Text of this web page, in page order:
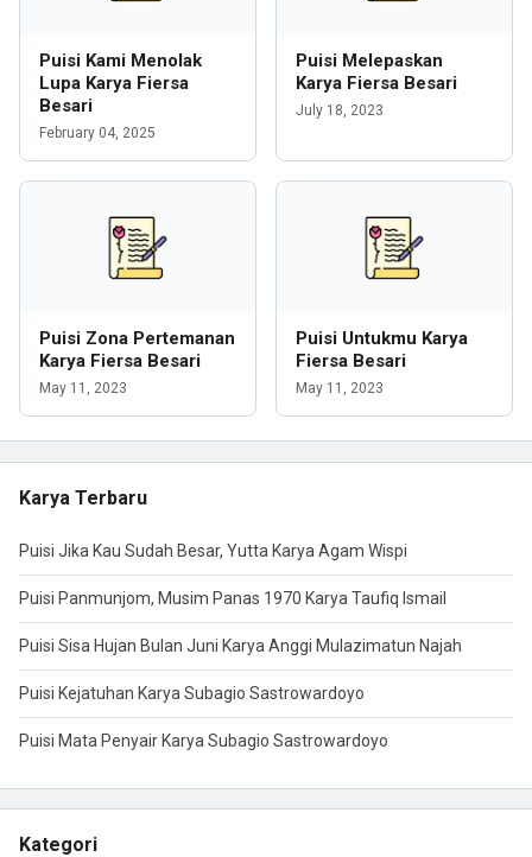
Puisi Kami Menolak
Lupa Karya Fiersa
Besari
February 04, 2025
Puisi Melepaskan
Karya Fiersa Besari
July 18, 2023
Puisi Zona Pertemanan
Karya Fiersa Besari
May 11, 2023
Puisi Untukmu Karya
Fiersa Besari
May 11, 2023
Karya Terbaru
Puisi Jika Kau Sudah Besar, Yutta Karya Agam Wispi
Puisi Panmunjom, Musim Panas 1970 Karya Taufiq Ismail
Puisi Sisa Hujan Bulan Juni Karya Anggi Mulazimatun Najah
Puisi Kejatuhan Karya Subagio Sastrowardoyo
Puisi Mata Penyair Karya Subagio Sastrowardoyo
Kategori